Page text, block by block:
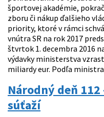
športovej akadémie,
zboru či nákup ďalšieho
priority, ktoré v rámci
vnútra SR na rok 2017
štvrtok 1. decembra 2016
výdavky ministerstva
miliardy eur. Podľa
Národný deň
súťaží